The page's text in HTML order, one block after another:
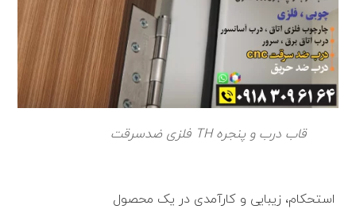
قاب درب و پنجره TH فلزی ضدسرقت
استحکام، زیبایی و کارآمدی در یک محصول